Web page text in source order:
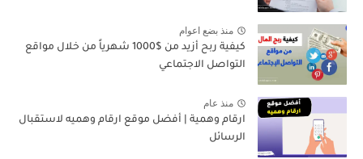
منذ بضع اعوام
كيفية ربح أزيد من $1000 شهرياً من خلال مواقع
التواصل الاجتماعي
منذ عام
ارقام وهمية | أفضل موقع ارقام وهميه لاستقبال
الرسائل